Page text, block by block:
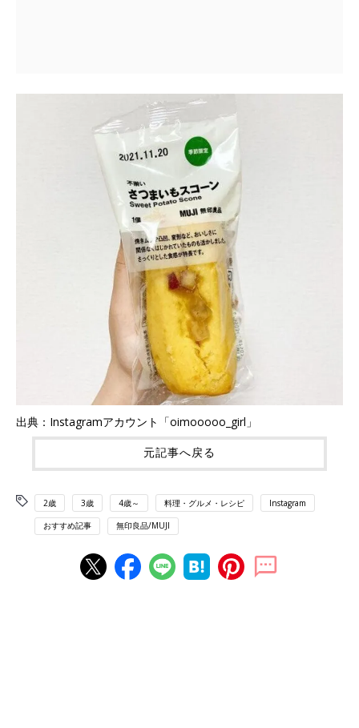
出典：Instagramアカウント「oimooooo_girl」
元記事へ戻る
2歳 3歳 4歳～ 料理・グルメ・レシピ Instagram
おすすめ記事 無印良品/MUJI